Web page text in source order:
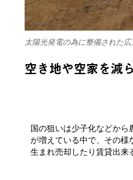
太陽光発電の為に整備された
空き地や空家を減
国の狙いは少子化などか
が増えている中で、その
生まれ売却したり賃貸出来